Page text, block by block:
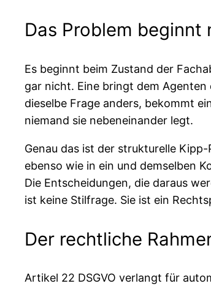
Das Problem beginnt
Es beginnt beim Zustand der
gar nicht. Eine bringt dem Agenten
dieselbe Frage anders, bekommt
niemand sie nebeneinander legt.
Genau das ist der strukturelle
ebenso wie in ein und demselben
Die Entscheidungen, die daraus
ist keine Stilfrage. Sie ist ein
Der rechtliche
Artikel 22 DSGVO verlangt für